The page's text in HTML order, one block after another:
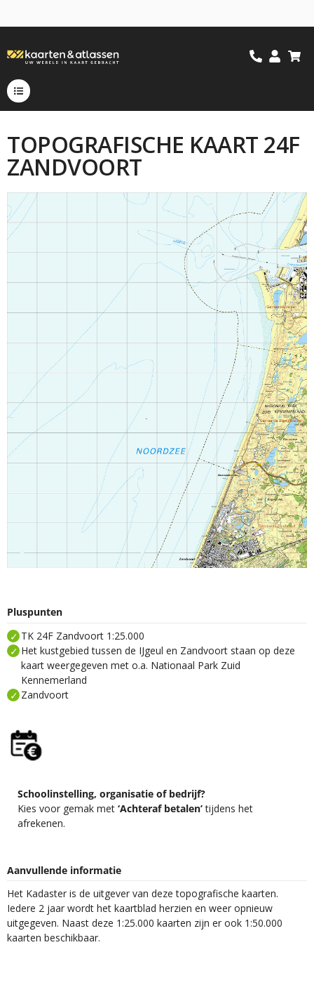
TOPOGRAFISCHE KAART 24F
ZANDVOORT
Pluspunten
TK 24F Zandvoort 1:25.000
Het kustgebied tussen de IJgeul en Zandvoort staan op deze
kaart weergegeven met o.a. Nationaal Park Zuid
Kennemerland
Zandvoort
Schoolinstelling, organisatie of bedrijf?
Kies voor gemak met ‘Achteraf betalen’tijdens het
afrekenen.
Aanvullende informatie
Het Kadaster is de uitgever van deze topografische kaarten.
Iedere 2 jaar wordt het kaartblad herzien en weer opnieuw
uitgegeven. Naast deze 1:25.000 kaarten zijn er ook 1:50.000
kaarten beschikbaar.